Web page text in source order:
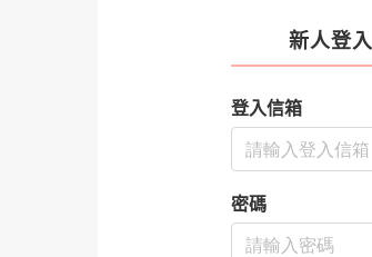
新人登入
登入信箱
密碼